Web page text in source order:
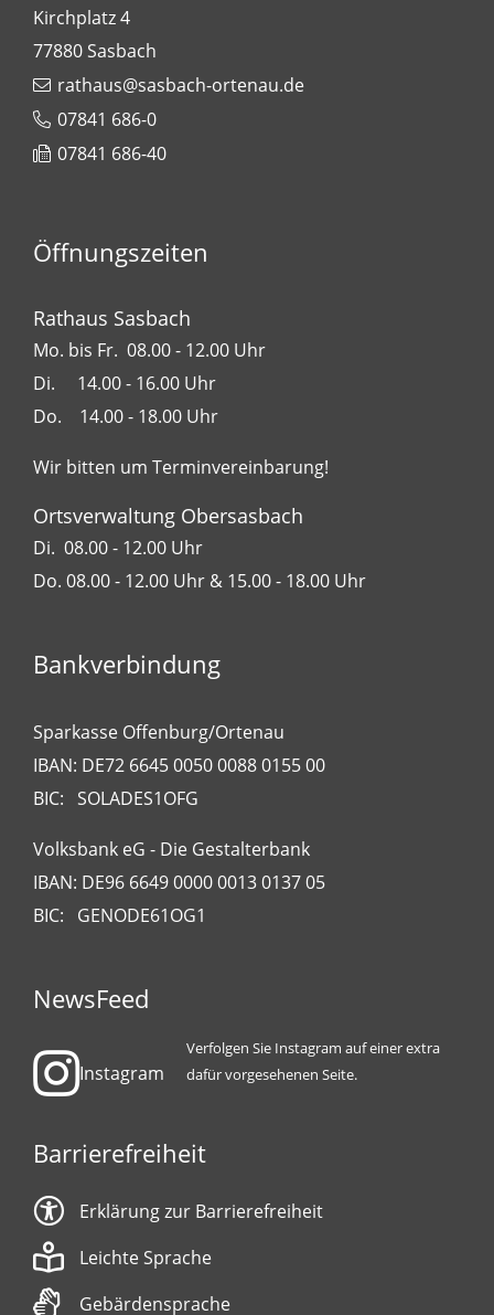
Kirchplatz 4
77880Sasbach
rathaus@sasbach-ortenau.de
07841 686-0
07841 686-40
Öffnungszeiten
Rathaus Sasbach
Mo. bis Fr. 08.00 - 12.00 Uhr
Di. 14.00 - 16.00 Uhr
Do. 14.00 - 18.00 Uhr
Wir bitten um Terminvereinbarung!
Ortsverwaltung Obersasbach
Di. 08.00 - 12.00 Uhr
Do. 08.00 - 12.00 Uhr & 15.00 - 18.00 Uhr
Bankverbindung
Sparkasse Offenburg/Ortenau
IBAN: DE72 6645 0050 0088 0155 00
BIC: SOLADES1OFG
Volksbank eG - Die Gestalterbank
IBAN: DE96 6649 0000 0013 0137 05
BIC: GENODE61OG1
NewsFeed
Instagram
Verfolgen Sie Instagram auf einer extra
dafür vorgesehenen Seite.
Barrierefreiheit
Erklärung zur Barrierefreiheit
Leichte Sprache
Gebärdensprache